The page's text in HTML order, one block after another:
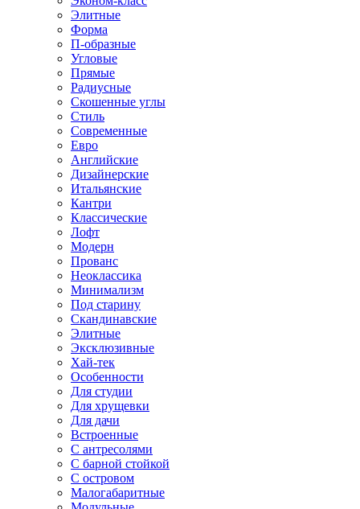
Элитные
Форма
П-образные
Угловые
Прямые
Радиусные
Скошенные углы
Стиль
Современные
Евро
Английские
Дизайнерские
Итальянские
Кантри
Классические
Лофт
Модерн
Прованс
Неоклассика
Минимализм
Под старину
Скандинавские
Элитные
Эксклюзивные
Хай-тек
Особенности
Для студии
Для хрущевки
Для дачи
Встроенные
С антресолями
С барной стойкой
С островом
Малогабаритные